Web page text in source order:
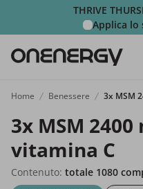
THRIVE
Applica lo
Home Benessere
3x MSM 2400
vitamina C
Contenuto: totale 1080